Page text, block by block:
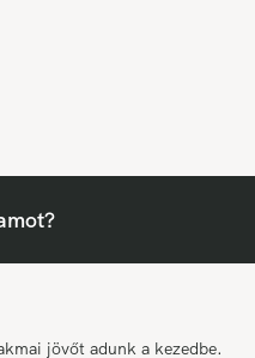
jövőt adunk a kezedbe.